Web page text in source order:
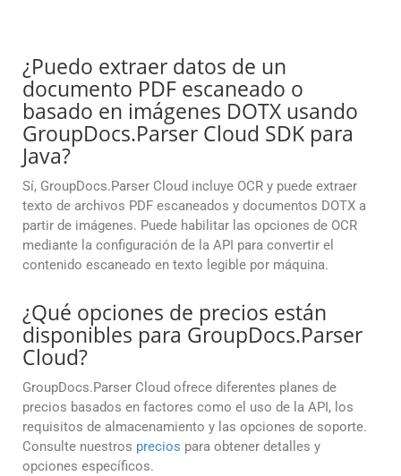
¿Puedo extraer datos de un
documento PDF escaneado o
basado en imágenes DOTX usando
GroupDocs.Parser Cloud SDK para
Java?
Sí, GroupDocs.Parser Cloud incluye OCR y puede extraer
texto de archivos PDF escaneados y documentos DOTX a
partir de imágenes. Puede habilitar las opciones de OCR
mediante la configuración de la API para convertir el
contenido escaneado en texto legible por máquina.
¿Qué opciones de precios están
disponibles para GroupDocs.Parser
Cloud?
GroupDocs.Parser Cloud ofrece diferentes planes de
precios basados en factores como el uso de la API, los
requisitos de almacenamiento y las opciones de soporte.
Consulte nuestros precios para obtener detalles y
opciones específicos.